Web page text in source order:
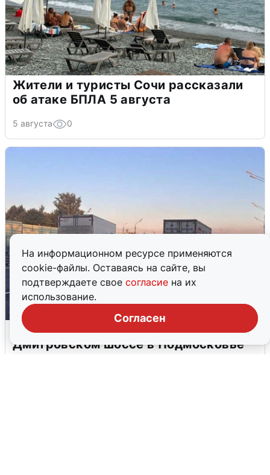
На информационном ресурсе применяются
cookie-файлы. Оставаясь на сайте, вы
подтверждаете свое согласие на их
использование.
Согласен
Жители и туристы Сочи рассказали
об атаке БПЛА 5 августа
5 августа 0
Пять машин столкнулись на
Дмитровском шоссе в Подмосковье